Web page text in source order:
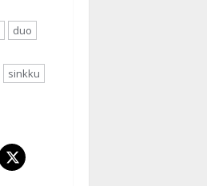
duo
sinkku